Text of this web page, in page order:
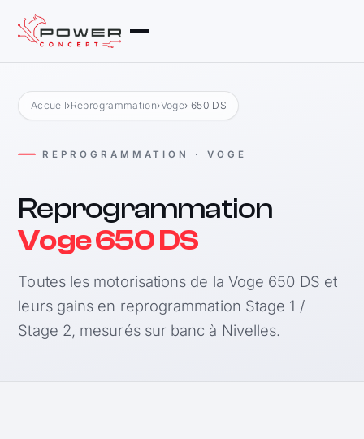
Accueil›Reprogrammation›Voge› 650 DS
REPROGRAMMATION · VOGE
Reprogrammation
Voge 650 DS
Toutes les motorisations de la Voge 650 DS et
leurs gains en reprogrammation Stage 1 /
Stage 2, mesurés sur banc à Nivelles.